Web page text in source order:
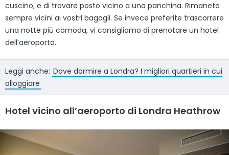
cuscino, e di trovare posto vicino a una panchina. Rimanete
sempre vicini ai vostri bagagli. Se invece preferite trascorrere
una notte più comoda, vi consigliamo di prenotare un hotel
dell’aeroporto.
Leggi anche: Dove dormire a Londra? I migliori quartieri in cui
alloggiare
Hotel vicino all’aeroporto di Londra Heathrow